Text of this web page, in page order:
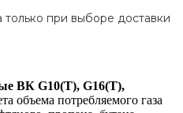
при выборе доставки
ВК G10(T), G16(T),
объема потребляемого газа